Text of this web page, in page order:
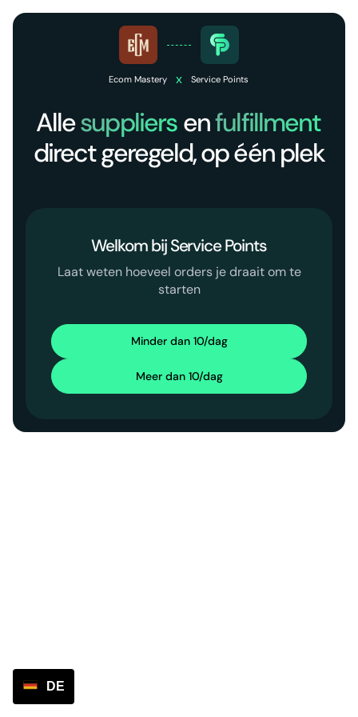
Ecom Mastery x Service Points
Allesuppliers enfulfillment
direct geregeld, op één plek
Welkom bij Service Points
Laat weten hoeveel orders je draait om te
starten
Minder dan 10/dag
Meer dan 10/dag
DE